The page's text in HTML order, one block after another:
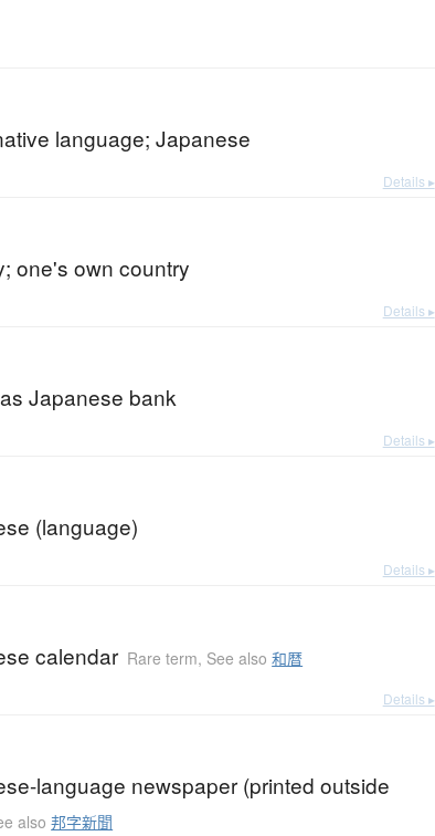
language; Japanese
Details ▸
one's own country
Details ▸
Japanese bank
Details ▸
(language)
Details ▸
calendar Rare term, See also和暦
Details ▸
language newspaper (printed outside
also邦字新聞